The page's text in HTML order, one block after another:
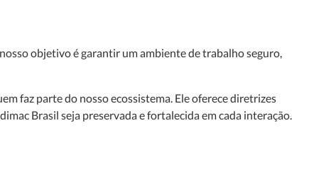
objetivo é garantir um ambiente de trabalho seguro,
faz parte do nosso ecossistema. Ele oferece diretrizes
Brasil seja preservada e fortalecida em cada interação.